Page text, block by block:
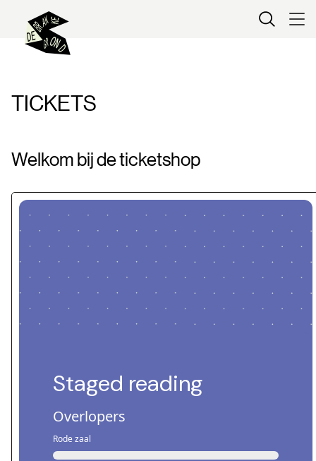
TICKETS
Welkom bij de ticketshop